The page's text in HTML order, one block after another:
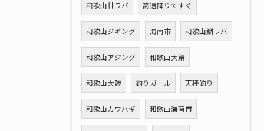
和歌山甘ラバ 高速降りてすぐ
和歌山ジギング 海南市 和歌山鯛ラバ
和歌山アジング 和歌山大鯖
和歌山大鯵 釣りガール 天秤釣り
和歌山カワハギ 和歌山海南市